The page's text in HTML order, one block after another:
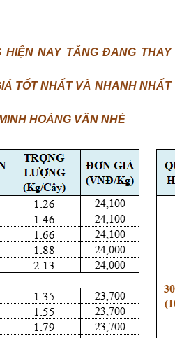
HIỆN NAY TĂNG ĐANG THAY
TỐT NHẤT VÀ NHANH NHẤT
HOÀNG VÂN NHÉ